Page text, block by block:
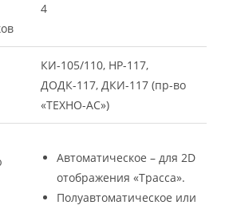
4
КИ-105/110, НР-117,
ДОДК-117, ДКИ-117 (пр-во
«ТЕХНО-АС»)
Автоматическое – для 2D
отображения «Трасса».
Полуавтоматическое или